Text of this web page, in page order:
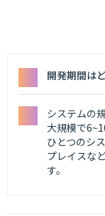
開発期間は
システムの
大規模で
ひとつのシ
プレイスな
す。